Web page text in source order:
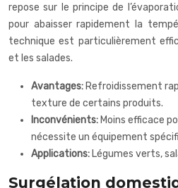
repose sur le principe de
pour abaisser rapidement la
technique est particulièrement
et les salades.
Avantages: Refroidissement
texture de certains produits.
Inconvénients: Moins efficace
nécessite un équipement
Applications: Légumes verts,
Surgélation